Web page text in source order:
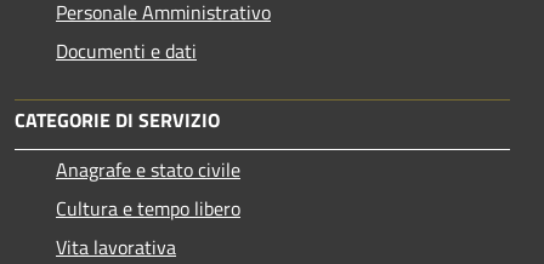
Personale Amministrativo
Documenti e dati
CATEGORIE DI SERVIZIO
Anagrafe e stato civile
Cultura e tempo libero
Vita lavorativa